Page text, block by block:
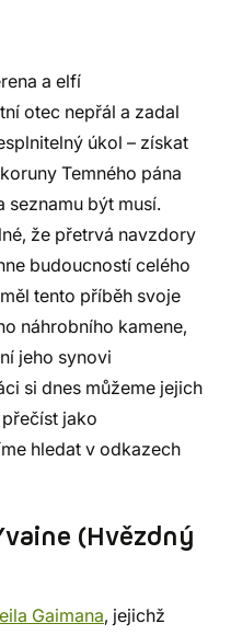
a elfí
otec nepřál a zadal
úkol – získat
Temného pána
seznamu být musí.
že přetrvá navzdory
budoucností celého
tento příběh svoje
náhrobního kamene,
jeho synovi
si dnes můžeme jejich
jako
hledat v odkazech
(Hvězdný
Gaimana, jejichž